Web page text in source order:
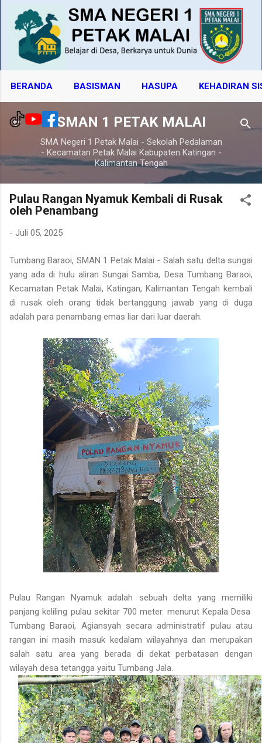
BERANDA BASISMAN HASUPA KEHADIRAN
Langsung ke konten utama
SMAN 1 PETAK MALAI
SMA Negeri 1 Petak Malai - Sekolah Pedalaman
- Kecamatan Petak Malai Kabupaten Katingan -
Kalimantan Tengah
Pulau Rangan Nyamuk Kembali di Rusak
oleh Penambang
- Juli 05, 2025
Tumbang Baraoi, SMAN 1 Petak Malai - Salah satu delta sungai
yang ada di hulu aliran Sungai Samba, Desa Tumbang Baraoi,
Kecamatan Petak Malai, Katingan, Kalimantan Tengah kembali
di rusak oleh orang tidak bertanggung jawab yang di duga
adalah para penambang emas liar dari luar daerah.
Pulau Rangan Nyamuk adalah sebuah delta yang memiliki
panjang keliling pulau sekitar 700 meter. menurut Kepala Desa
Tumbang Baraoi, Agiansyah secara administratif pulau atau
rangan ini masih masuk kedalam wilayahnya dan merupakan
salah satu area yang berada di dekat perbatasan dengan
wilayah desa tetangga yaitu Tumbang Jala.